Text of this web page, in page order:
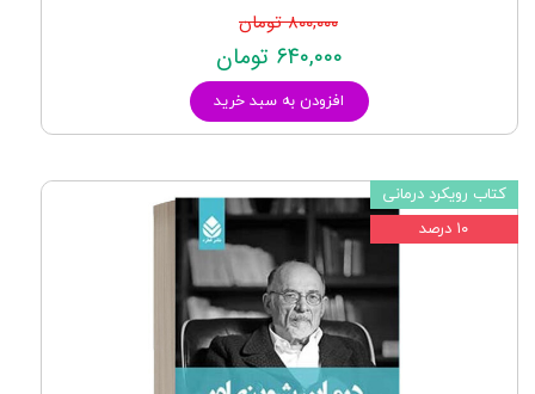
۸۰۰,۰۰۰ تومان
۶۴۰,۰۰۰ تومان
افزودن به سبد خرید
کتاب رویکرد درمانی
۱۰ درصد